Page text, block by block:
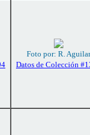
Foto por: R. Aguilar
Datos de Colección